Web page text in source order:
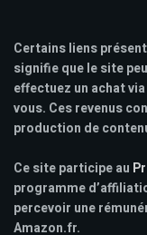
Certains liens
signifie que le site
effectuez un achat
vous. Ces revenus
production de
Ce site participe au
programme
percevoir une
Amazon.fr.